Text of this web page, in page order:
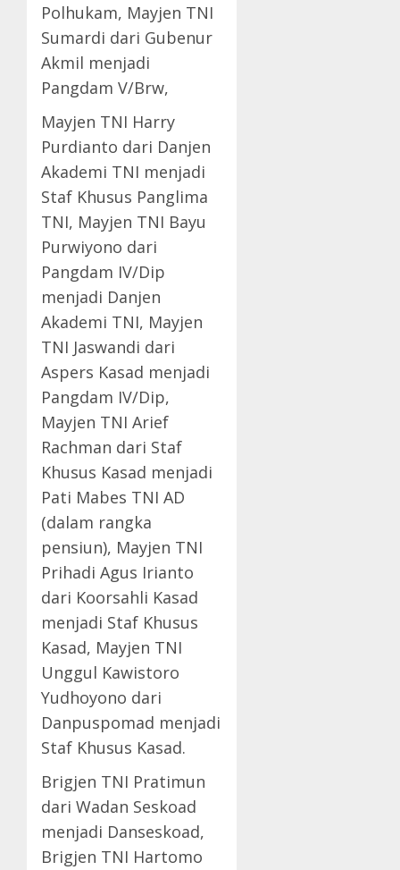
Polhukam, Mayjen TNI
Sumardi dari Gubenur
Akmil menjadi
Pangdam V/Brw,
Mayjen TNI Harry
Purdianto dari Danjen
Akademi TNI menjadi
Staf Khusus Panglima
TNI, Mayjen TNI Bayu
Purwiyono dari
Pangdam IV/Dip
menjadi Danjen
Akademi TNI, Mayjen
TNI Jaswandi dari
Aspers Kasad menjadi
Pangdam IV/Dip,
Mayjen TNI Arief
Rachman dari Staf
Khusus Kasad menjadi
Pati Mabes TNI AD
(dalam rangka
pensiun), Mayjen TNI
Prihadi Agus Irianto
dari Koorsahli Kasad
menjadi Staf Khusus
Kasad, Mayjen TNI
Unggul Kawistoro
Yudhoyono dari
Danpuspomad menjadi
Staf Khusus Kasad.
Brigjen TNI Pratimun
dari Wadan Seskoad
menjadi Danseskoad,
Brigjen TNI Hartomo